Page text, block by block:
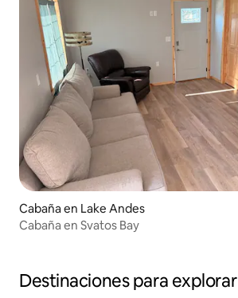
Cabaña en Lake Andes
Cabaña en Svatos Bay
Destinaciones para explorar